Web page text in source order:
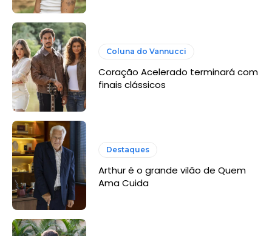
Coluna do Vannucci
Coração Acelerado terminará com
finais clássicos
Destaques
Arthur é o grande vilão de Quem
Ama Cuida